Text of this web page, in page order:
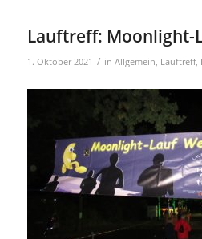
Lauftreff: Moonlight-
1. Oktober 2021 / in Allgemein, Lauftreff,